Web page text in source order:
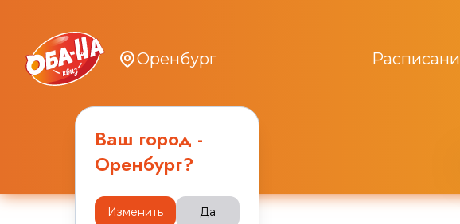
Оренбург
Ваш город -
Оренбург?
Изменить Да